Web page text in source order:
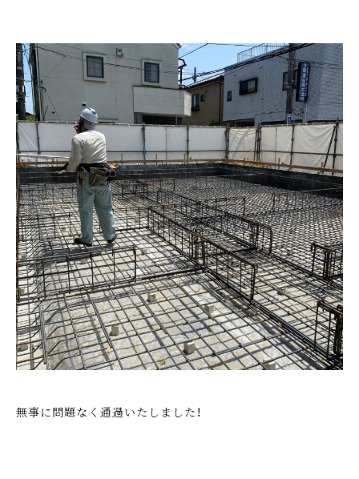
無事に問題なく通過いたしました！